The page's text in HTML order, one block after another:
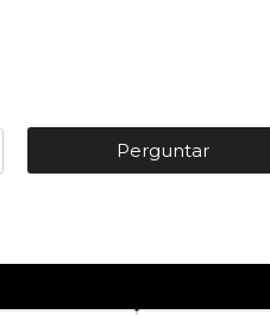
Perguntar